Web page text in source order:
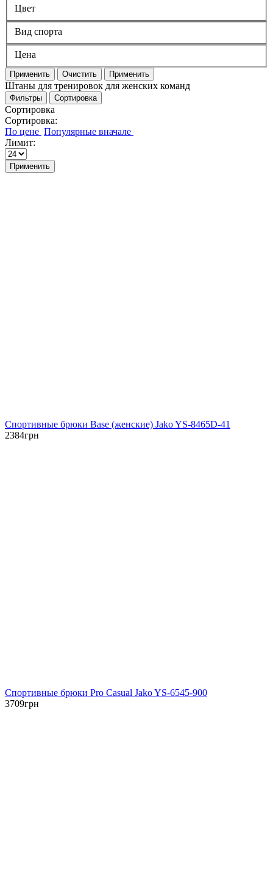
Цвет
Вид спорта
Цена
Применить Очистить Применить
Штаны для тренировок для женских команд
Фильтры Сортировка
Сортировка
Сортировка:
Лимит:
Применить
Спортивные брюки Base (женские) Jako YS-8465D-41
2384грн
Спортивные брюки Pro Casual Jako YS-6545-900
3709грн